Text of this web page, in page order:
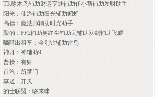
T3:啄木鸟辅助财运亨通辅助任小帮辅助发财助手
阳光：仙游辅助阳光辅助貂蝉
高德：魔法师辅助时光助手
聚的：FF2辅助笑红尘辅助无辅助双剑辅助飞耀
嘀嗒出租车：金刚钻辅助雷鸟
神舟：神辅助9
曹操：有财
首汽：所罗门
享道：开天
的士联盟：哆来咪